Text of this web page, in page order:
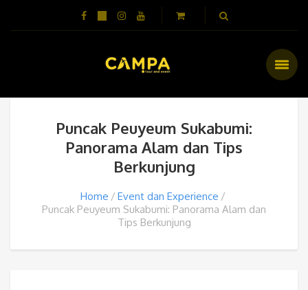
Puncak Peuyeum Sukabumi:
Panorama Alam dan Tips
Berkunjung
Home
Event dan Experience
Puncak Peuyeum Sukabumi: Panorama Alam dan
Tips Berkunjung